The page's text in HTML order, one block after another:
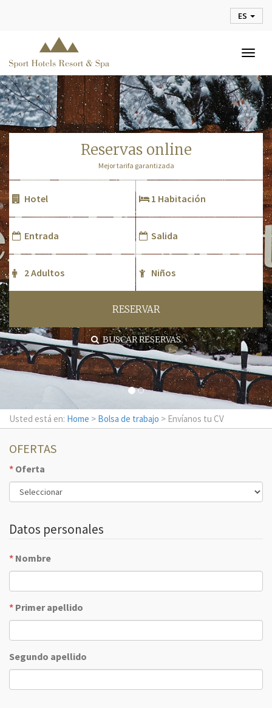
ES
reservas online
Mejor tarifa garantizada
RESERVAR
BUSCAR RESERVAS
Usted está en: Home > Bolsa de trabajo > Envíanos tu CV
OFERTAS
* Oferta
Datos personales
* Nombre
* Primer apellido
Segundo apellido